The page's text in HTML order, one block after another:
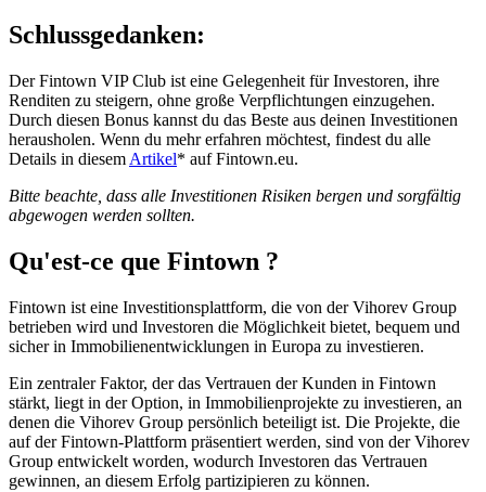
Schlussgedanken:
Der Fintown VIP Club ist eine Gelegenheit für Investoren, ihre
Renditen zu steigern, ohne große Verpflichtungen einzugehen.
Durch diesen Bonus kannst du das Beste aus deinen Investitionen
herausholen. Wenn du mehr erfahren möchtest, findest du alle
Details in diesem Artikel* auf Fintown.eu.
Bitte beachte, dass alle Investitionen Risiken bergen und sorgfältig
abgewogen werden sollten.
Qu'est-ce que Fintown ?
Fintown ist eine Investitionsplattform, die von der Vihorev Group
betrieben wird und Investoren die Möglichkeit bietet, bequem und
sicher in Immobilienentwicklungen in Europa zu investieren.
Ein zentraler Faktor, der das Vertrauen der Kunden in Fintown
stärkt, liegt in der Option, in Immobilienprojekte zu investieren, an
denen die Vihorev Group persönlich beteiligt ist. Die Projekte, die
auf der Fintown-Plattform präsentiert werden, sind von der Vihorev
Group entwickelt worden, wodurch Investoren das Vertrauen
gewinnen, an diesem Erfolg partizipieren zu können.